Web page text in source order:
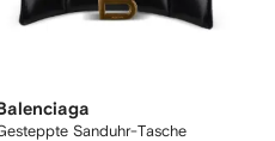
Balenciaga
Sanduhr-Tasche